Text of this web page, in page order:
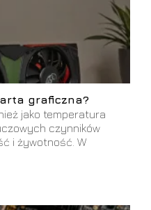
graficzna?
jako temperatura
czynników
i żywotność. W